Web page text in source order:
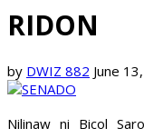
RIDON
by DWIZ 882 June
Nilinaw ni Bicol